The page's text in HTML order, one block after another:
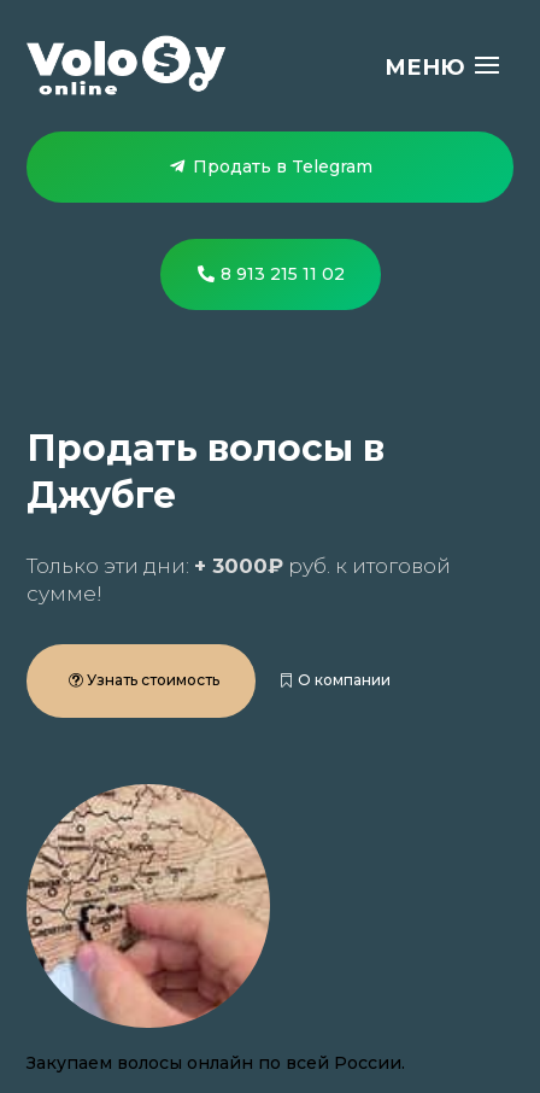
Продать в Telegram
8 913 215 11 02
Продать волосы в
Джубге
Только эти дни: + 3000₽ руб. к итоговой
сумме!
Узнать стоимость О компании
Закупаем волосы онлайн по всей России.